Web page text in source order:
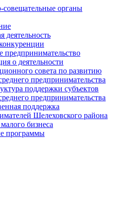
совещательные органы
деятельность
предпринимательство
о деятельности
совета по развитию
предпринимательства
поддержки субъектов
предпринимательства
поддержка
Шелеховского района
бизнеса
программы